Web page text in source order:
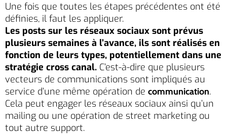
Une fois que toutes les étapes précédentes ont été
définies, il faut les appliquer.
Les posts sur les réseaux sociaux sont prévus
plusieurs semaines à l’avance, ils sont réalisés en
fonction de leurs types, potentiellement dans une
stratégie cross canal. C’est-à-dire que plusieurs
vecteurs de communications sont impliqués au
service d’une même opération de communication.
Cela peut engager les réseaux sociaux ainsi qu’un
mailing ou une opération de street marketing ou
tout autre support.